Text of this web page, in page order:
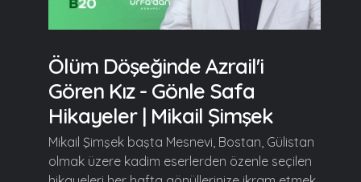
Ölüm Döşeğinde Azrail'i
Gören Kız - Gönle Safa
Hikayeler | Mikail Şimşek
Mikail Şimşek başta Mesnevi, Bostan, Gülistan
olmak üzere kadim eserlerden özenle seçilen